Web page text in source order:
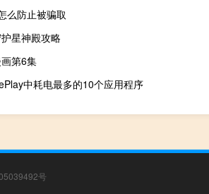
么防止被骗取
星神殿攻略
第6集
中耗电最多的10个应用程序
号